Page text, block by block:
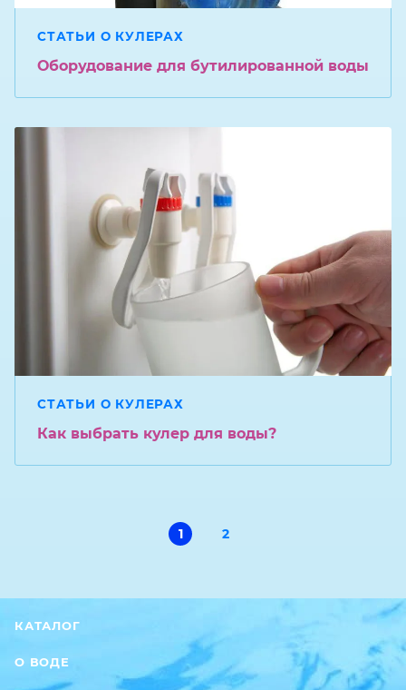
СТАТЬИ О КУЛЕРАХ
Оборудование для бутилированной воды
СТАТЬИ О КУЛЕРАХ
Как выбрать кулер для воды?
1 2
КАТАЛОГ
О ВОДЕ